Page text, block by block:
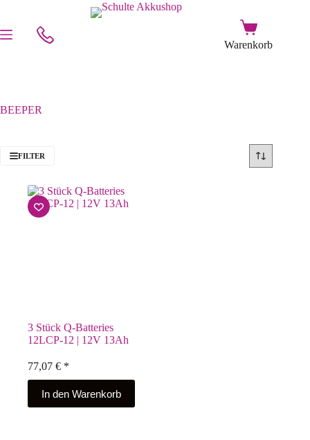
BEEPER
FILTER
3 Stück Q-Batteries
12LCP-12 | 12V 13Ah
77,07 € *
In den Warenkorb